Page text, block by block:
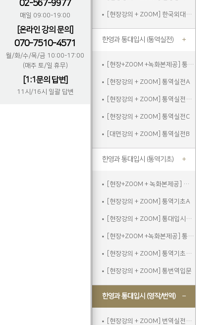
02-567-9977
매일 09:00-19:00
[온라인 강의 문의]
070-7510-4571
월/화/수/목/금 10:00-17:00
(매주 토/일 휴무)
[1:1문의 답변]
11시/16시 일괄 답변
[현장강의 + ZOOM] 한국외대2차실전통역모의고사C_참관
한영과 통대입시 (통역실전)
[현장+ZOOM +녹화본제공] 통역실전A
[현장강의 + ZOOM] 통역실전A
[현장강의 + ZOOM] 통역실전주말
[현장강의 + ZOOM] 통역실전C
[대면강의 + ZOOM] 통역실전B
한영과 통대입시 (통역기초)
[현장+ZOOM + 녹화본제공] 통역기초A
[현장강의 + ZOOM] 통역기초A
[현장강의 + ZOOM] 통대입시입문
[현장+ZOOM +녹화본제공] 통역기초주말
[현장강의 + ZOOM] 통역기초주말
[현장강의 + ZOOM] 통번역입문
한영과 통대입시 (영작/번역)
[현장강의 + ZOOM] 번역실전주말